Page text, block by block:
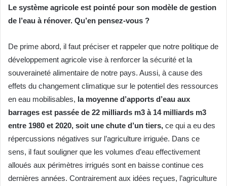
Le système agricole est pointé pour son modèle de gestion
de l’eau à rénover. Qu’en pensez-vous ?
De prime abord, il faut préciser et rappeler que notre politique de
développement agricole vise à renforcer la sécurité et la
souveraineté alimentaire de notre pays. Aussi, à cause des
effets du changement climatique sur le potentiel des ressources
en eau mobilisables, la moyenne d’apports d’eau aux
barrages est passée de 22 milliards m3 à 14 milliards m3
entre 1980 et 2020, soit une chute d’un tiers, ce qui a eu des
répercussions négatives sur l’agriculture irriguée. Dans ce
sens, il faut souligner que les volumes d’eau effectivement
alloués aux périmètres irrigués sont en baisse continue ces
dernières années. Contrairement aux idées reçues, l’agriculture